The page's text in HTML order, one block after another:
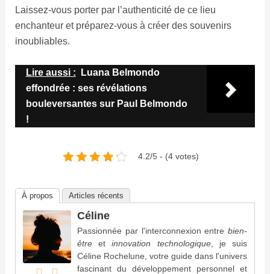
Laissez-vous porter par l’authenticité de ce lieu
enchanteur et préparez-vous à créer des souvenirs
inoubliables.
Lire aussi :
Luana Belmondo
effondrée : ses révélations
bouleversantes sur Paul Belmondo
!
4.2/5 - (4 votes)
À propos Articles récents
Céline
Passionnée par l'interconnexion entrebien-
êtreetinnovation technologique, je suis
Céline Rochelune, votre guide dans l'univers
fascinant du développement personnel et